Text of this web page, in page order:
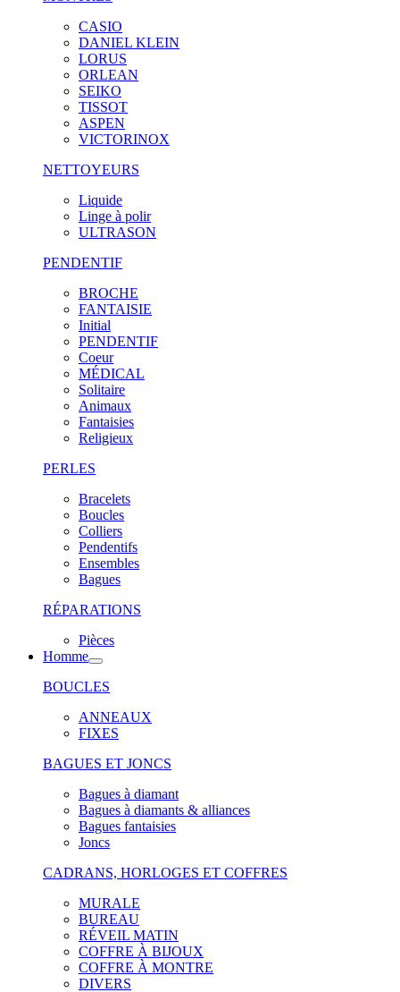
CASIO
DANIEL KLEIN
LORUS
ORLEAN
SEIKO
TISSOT
ASPEN
VICTORINOX
NETTOYEURS
Liquide
Linge à polir
ULTRASON
PENDENTIF
BROCHE
FANTAISIE
Initial
PENDENTIF
Coeur
MÉDICAL
Solitaire
Animaux
Fantaisies
Religieux
PERLES
Bracelets
Boucles
Colliers
Pendentifs
Ensembles
Bagues
RÉPARATIONS
Pièces
Homme
BOUCLES
ANNEAUX
FIXES
BAGUES ET JONCS
Bagues à diamant
Bagues à diamants & alliances
Bagues fantaisies
Joncs
CADRANS, HORLOGES ET COFFRES
MURALE
BUREAU
RÉVEIL MATIN
COFFRE À BIJOUX
COFFRE À MONTRE
DIVERS